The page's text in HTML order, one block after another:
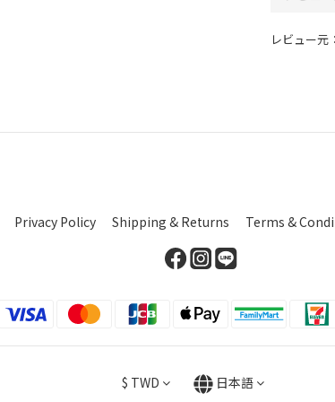
レビュー元
Privacy Policy Shipping & Returns Terms &
$ TWD 日本語